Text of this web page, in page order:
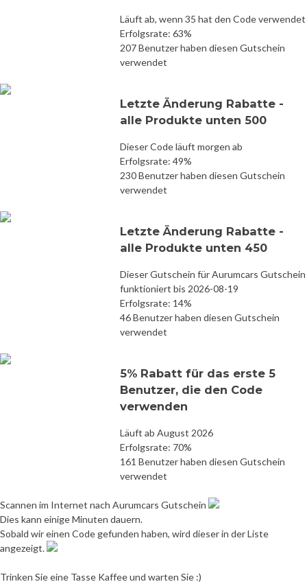
Läuft ab, wenn 35 hat den Code verwendet
Erfolgsrate: 63%
207 Benutzer haben diesen Gutschein
verwendet
Letzte Änderung Rabatte -
alle Produkte unten 500
Dieser Code läuft morgen ab
Erfolgsrate: 49%
230 Benutzer haben diesen Gutschein
verwendet
Letzte Änderung Rabatte -
alle Produkte unten 450
Dieser Gutschein für Aurumcars Gutschein
funktioniert bis 2026-08-19
Erfolgsrate: 14%
46 Benutzer haben diesen Gutschein
verwendet
5% Rabatt für das erste 5
Benutzer, die den Code
verwenden
Läuft ab August 2026
Erfolgsrate: 70%
161 Benutzer haben diesen Gutschein
verwendet
Scannen im Internet nach Aurumcars Gutschein
Dies kann einige Minuten dauern.
Sobald wir einen Code gefunden haben, wird dieser in der Liste
angezeigt.
Trinken Sie eine Tasse Kaffee und warten Sie :)